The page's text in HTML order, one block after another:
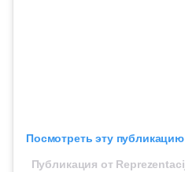
Посмотреть эту
Публикация от